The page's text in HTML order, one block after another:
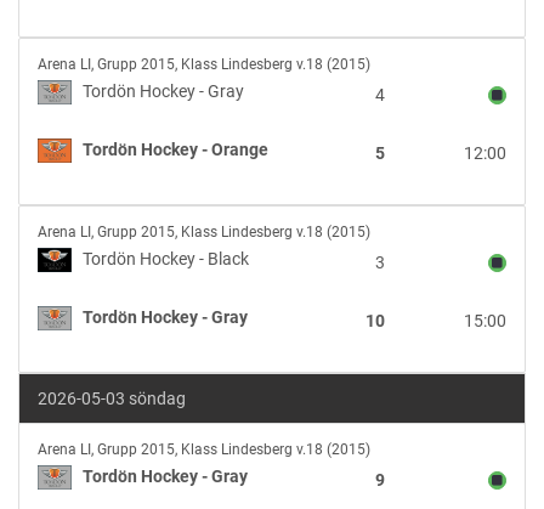
Hockey
-
Gray
Tordön
Hockey
-
Gray
vs
Hockey
-
Orange
Arena LI, Grupp 2015, Klass Lindesberg v.18 (2015)
Tordön Hockey - Gray 4
Tordön Hockey - Orange 12:00
5
Tordön
Hockey
-
Black
vs
Hockey
-
Gray
Arena LI, Grupp 2015, Klass Lindesberg v.18 (2015)
Tordön Hockey - Black 3
Tordön Hockey - Gray 15:00
10
2026-05-03 söndag
Tordön
Hockey
-
Arena LI, Grupp 2015, Klass Lindesberg v.18 (2015)
Tordön Hockey - Gray 9